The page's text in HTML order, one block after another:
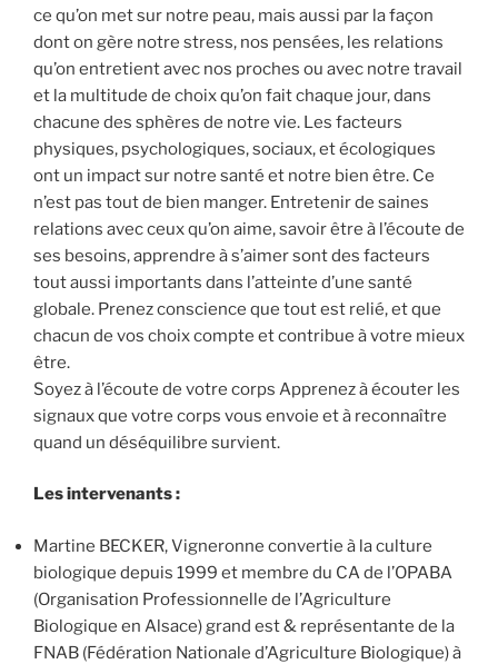
ce qu’on met sur notre peau, mais aussi par la façon
dont on gère notre stress, nos pensées, les relations
qu’on entretient avec nos proches ou avec notre travail
et la multitude de choix qu’on fait chaque jour, dans
chacune des sphères de notre vie. Les facteurs
physiques, psychologiques, sociaux, et écologiques
ont un impact sur notre santé et notre bien être. Ce
n’est pas tout de bien manger. Entretenir de saines
relations avec ceux qu’on aime, savoir être à l’écoute de
ses besoins, apprendre à s’aimer sont des facteurs
tout aussi importants dans l’atteinte d’une santé
globale. Prenez conscience que tout est relié, et que
chacun de vos choix compte et contribue à votre mieux
être.
Soyez à l’écoute de votre corps Apprenez à écouter les
signaux que votre corps vous envoie et à reconnaître
quand un déséquilibre survient.
Les intervenants :
Martine BECKER, Vigneronne convertie à la culture
biologique depuis 1999 et membre du CA de l’OPABA
(Organisation Professionnelle de l’Agriculture
Biologique en Alsace) grand est & représentante de la
FNAB (Fédération Nationale d’Agriculture Biologique) à